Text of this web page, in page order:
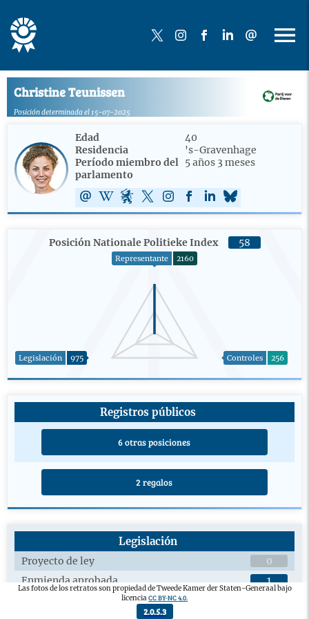
Christine Teunissen
Posición determinada el 15-07-2025
Edad
40
Residencia
's-Gravenhage
Período miembro del
parlamento
5 años 3 meses
Posición Nationale Politieke Index 58
Legislación 975
Representante 2160
Controles 256
Registros públicos
6 otras posiciones
2 regalos
Legislación
Proyecto de ley
0
Enmienda aprobada
1
Debates plenarios sobre proyectos de ley
Las fotos de los retratos son propiedad de Tweede Kamer der Staten-Generaal bajo
licenciaCC BY-NC 4.0.
2.0.5.3